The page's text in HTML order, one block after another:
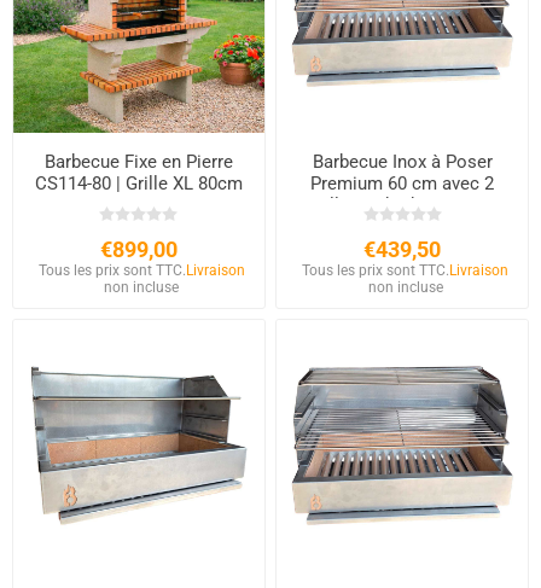
Barbecue Fixe en Pierre
CS114-80 | Grille XL 80cm
€899,00
Tous les prix sont TTC.Livraison
non incluse
Barbecue Inox à Poser
Premium 60 cm avec 2
Grilles | Charbon & Bois
€439,50
Tous les prix sont TTC.Livraison
non incluse